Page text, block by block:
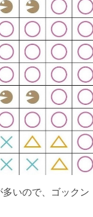
いので、ゴックン